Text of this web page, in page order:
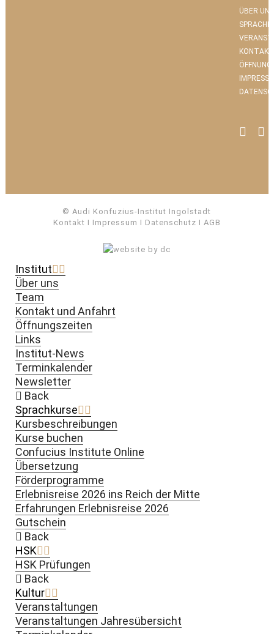
ÜBER UNS
© Audi Konfuzius-Institut Ingolstadt
Kontakt I Impressum I Datenschutz I AGB
Institut
Über uns
Team
Kontakt und Anfahrt
Öffnungszeiten
Links
Institut-News
Terminkalender
Newsletter
Back
Sprachkurse
Kursbeschreibungen
Kurse buchen
Confucius Institute Online
Übersetzung
Förderprogramme
Erlebnisreise 2026 ins Reich der Mitte
Erfahrungen Erlebnisreise 2026
Gutschein
Back
HSK
HSK Prüfungen
Back
Kultur
Veranstaltungen
Veranstaltungen Jahresübersicht